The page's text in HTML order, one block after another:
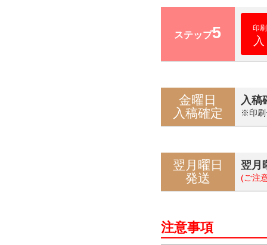
ステップ5 印
金曜日
入稿確定
入稿
※印刷
翌月曜日
発送
翌月
(ご注
注意事項